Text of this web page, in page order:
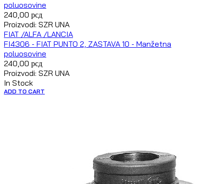
poluosovine
240,00 рсд
Proizvodi: SZR UNA
FIAT /ALFA /LANCIA
FI4306 - FIAT PUNTO 2, ZASTAVA 10 - Manžetna
poluosovine
240,00 рсд
Proizvodi: SZR UNA
In Stock
ADD TO CART